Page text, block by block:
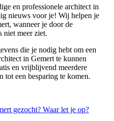
en professionele architect in
nieuws voor je! Wij helpen je
wanneer je door de
niet meer ziet.
die je nodig hebt om een
in Gemert te kunnen
en vrijblijvend meerdere
tot een besparing te komen.
gezocht? Waar let je op?